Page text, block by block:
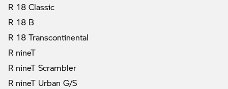
R 18 Classic
R 18 B
R 18 Transcontinental
R nineT
R nineT Scrambler
R nineT Urban G/S